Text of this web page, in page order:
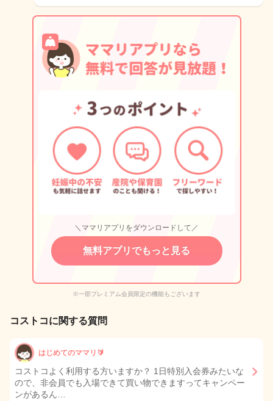
＼ママリアプリをダウンロードして／
無料アプリでもっと見る
※一部プレミアム会員限定の機能もございます
コストコに関する質問
はじめてのママリ🔰
コストコよく利用する方いますか？ 1日特別入会券みたいな
ので、非会員でも入場できて買い物できますってキャンペー
ンがあるん…